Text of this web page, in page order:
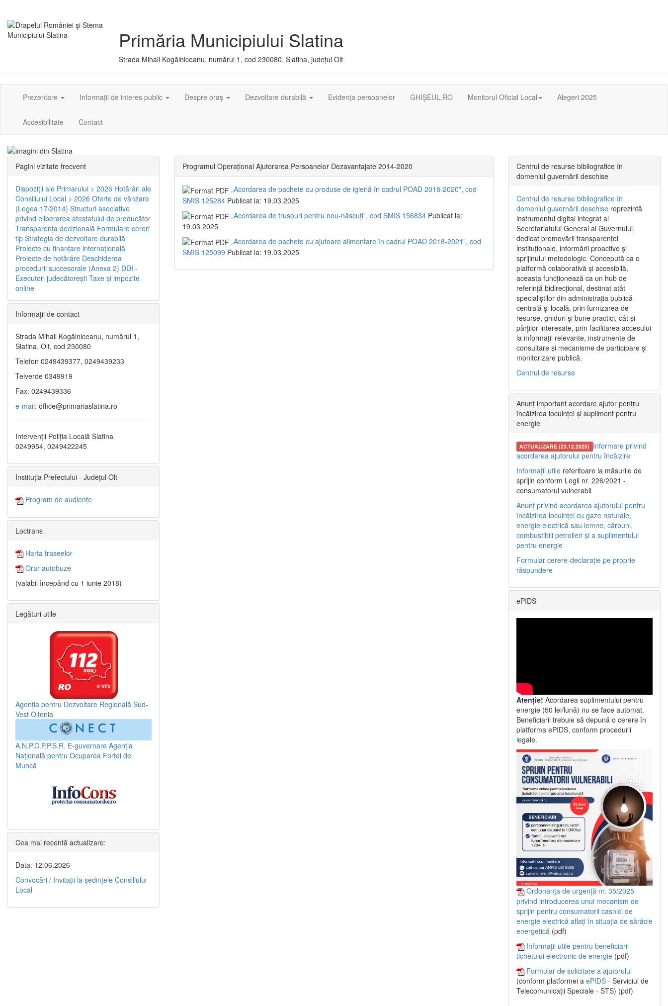
Primăria Municipiului Slatina
Strada Mihail Kogălniceanu, numărul 1, cod 230080, Slatina, județul Olt
Prezentare Informații de interes public Despre oraș Dezvoltare durabilă Evidența persoanelor GHIȘEUL.RO Monitorul Oficial Local Alegeri 2025
Accesibilitate Contact
Programul Operațional Ajutorarea Persoanelor Dezavantajate 2014-2020
„Acordarea de pachete cu produse de igienă în cadrul POAD 2018-2020”, cod
SMIS 125284 Publicat la: 19.03.2025
„Acordarea de trusouri pentru nou-născuți”, cod SMIS 156834 Publicat la:
19.03.2025
„Acordarea de pachete cu ajutoare alimentare în cadrul POAD 2018-2021”, cod
SMIS 125099 Publicat la: 19.03.2025
Pagini vizitate frecvent
Dispoziţii ale Primarului > 2026 Hotărâri ale
Consiliului Local > 2026 Oferte de vânzare
(Legea 17/2014) Structuri asociative
privind eliberarea atestatului de producător
Transparenţa decizională Formulare cereri
tip Strategia de dezvoltare durabilă
Proiecte cu finanţare internaţională
Proiecte de hotărâre Deschiderea
procedurii succesorale (Anexa 2) DDI -
Executori judecătorești Taxe şi impozite
online
Informaţii de contact
Strada Mihail Kogălniceanu, numărul 1,
Slatina, Olt, cod 230080
Telefon 0249439377, 0249439233
Telverde 0349919
Fax: 0249439336
e-mail: office@primariaslatina.ro
Intervenții Poliția Locală Slatina
0249954, 0249422245
Instituția Prefectului - Județul Olt
Program de audiențe
Loctrans
Harta traseelor
Orar autobuze
(valabil începând cu 1 iunie 2018)
Legături utile
Agenția pentru Dezvoltare Regională Sud-
Vest Oltenia
A.N.P.C.P.P.S.R. E-guvernare Agenția
Națională pentru Ocuparea Forței de
Muncă
Cea mai recentă actualizare:
Data: 12.06.2026
Convocări / Invitaţii la şedinţele Consiliului
Local
Centrul de resurse bibliografice în
domeniul guvernării deschise
Centrul de resurse bibliografice în
domeniul guvernării deschise reprezintă
instrumentul digital integrat al
Secretariatului General al Guvernului,
dedicat promovării transparenței
instituționale, informării proactive și
sprijinului metodologic. Concepută ca o
platformă colaborativă și accesibilă,
aceasta funcționează ca un hub de
referință bidirecțional, destinat atât
specialiștilor din administrația publică
centrală și locală, prin furnizarea de
resurse, ghiduri și bune practici, cât și
părților interesate, prin facilitarea accesului
la informații relevante, instrumente de
consultare și mecanisme de participare și
monitorizare publică.
Centrul de resurse
Anunț important acordare ajutor pentru
încălzirea locuinței și supliment pentru
energie
ACTUALIZARE (23.12.2025) Informare privind
acordarea ajutorului pentru încălzire
Informații utile referitoare la măsurile de
sprijin conform Legii nr. 226/2021 -
consumatorul vulnerabil
Anunț privind acordarea ajutorului pentru
încălzirea locuinței cu gaze naturale,
energie electrică sau lemne, cărbuni,
combustibili petrolieri și a suplimentului
pentru energie
Formular cerere-declarație pe proprie
răspundere
ePIDS
Atenție! Acordarea suplimentului pentru
energie (50 lei/lună) nu se face automat.
Beneficiarii trebuie să depună o cerere în
platforma ePIDS, conform procedurii
legale.
Ordonanța de urgență nr. 35/2025
privind introducerea unui mecanism de
sprijin pentru consumatorii casnici de
energie electrică aflați în situația de sărăcie
energetică (pdf)
Informații utile pentru beneficiarii
tichetului electronic de energie (pdf)
Formular de solicitare a ajutorului
(conform platformei a ePIDS - Serviciul de
Telecomunicații Speciale - STS) (pdf)